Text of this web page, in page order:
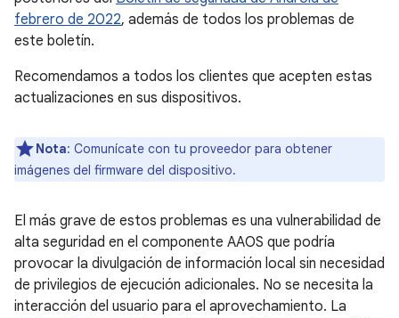
febrero de 2022, además de todos los problemas de
este boletín.
Recomendamos a todos los clientes que acepten estas
actualizaciones en sus dispositivos.
Nota: Comunícate con tu proveedor para obtener
imágenes del firmware del dispositivo.
El más grave de estos problemas es una vulnerabilidad de
alta seguridad en el componente AAOS que podría
provocar la divulgación de información local sin necesidad
de privilegios de ejecución adicionales. No se necesita la
interacción del usuario para el aprovechamiento. La